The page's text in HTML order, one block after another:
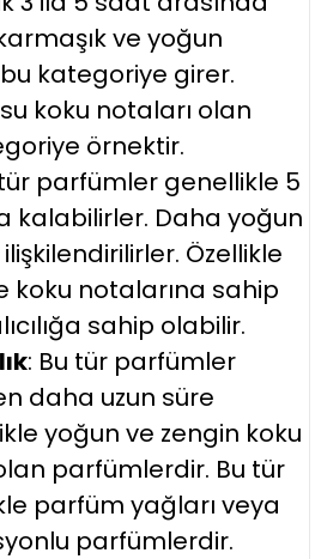
ve yoğun
kategoriye girer.
koku notaları olan
örnektir.
parfümler genellikle 5
kalabilirler. Daha yoğun
Özellikle
koku notalarına sahip
sahip olabilir.
: Bu tür parfümler
daha uzun süre
yoğun ve zengin koku
parfümlerdir. Bu tür
parfüm yağları veya
parfümlerdir.